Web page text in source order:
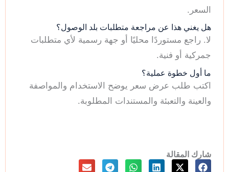
السعر.
هل يغني هذا عن مراجعة متطلبات بلد الوصول؟
لا. راجع مستوردًا محليًا أو جهة رسمية لأي متطلبات
جمركية أو فنية.
ما أول خطوة عملية؟
اكتب طلب عرض سعر يوضح الاستخدام والمواصفة
والعينة والتعبئة والمستندات المطلوبة.
شارك المقالة